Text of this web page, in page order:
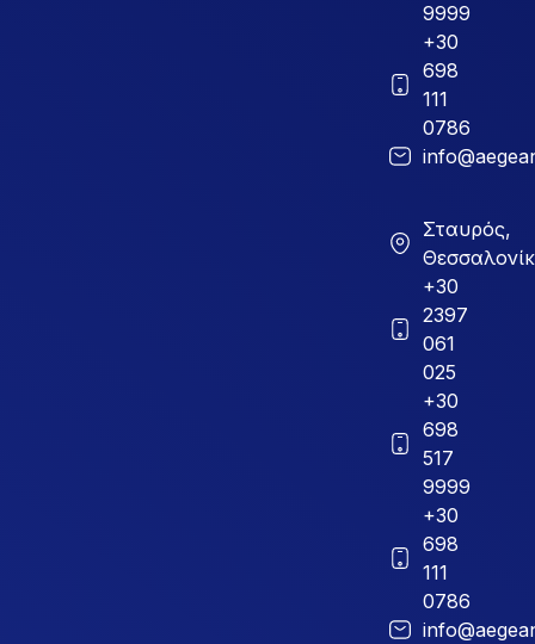
9999
+30
698
111
0786
Σταυρός,
+30
2397
061
025
+30
698
517
9999
+30
698
111
0786